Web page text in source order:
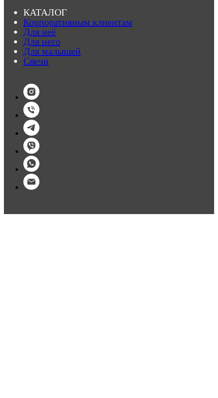
КАТАЛОГ
Корпоративным клиентам
Для неё
Для него
Для малышей
Свечи